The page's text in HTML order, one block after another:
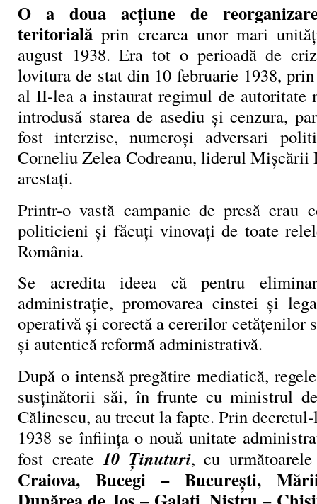
O a doua acţiune de
teritorialăprin crearea unor mari
august 1938. Era tot o perioadă de
lovitura de stat din 10 februarie 1938,
al II-lea a instaurat regimul de autoritate
introdusă starea de asediu şi cenzura,
fost interzise, numeroşi adversari
Corneliu Zelea Codreanu, liderul Mişcării
arestaţi.
Printr-o vastă campanie de presă erau
politicieni şi făcuţi vinovaţi de toate
România.
Se acredita ideea că pentru
administraţie, promovarea cinstei şi
operativă şi corectă a cererilor cetăţenilor
şi autentică reformă administrativă.
După o intensă pregătire mediatică,
susţinătorii săi, în frunte cu ministrul
Călinescu, au trecut la fapte. Prin
1938 se înfiinţa o nouă unitate
fost create 10 Ţinuturi, cu
Craiova, Bucegi – Bucureşti,